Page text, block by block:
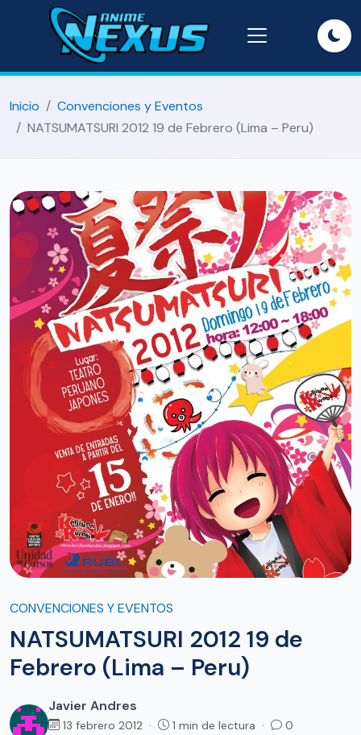
Inicio
Convenciones y Eventos
NATSUMATSURI 2012 19 de Febrero (Lima – Peru)
CONVENCIONES Y EVENTOS
NATSUMATSURI 2012 19 de
Febrero (Lima – Peru)
Javier Andres
13 febrero 2012 · 1 min de lectura ·
0